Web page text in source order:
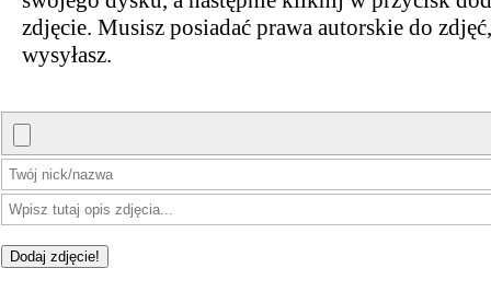
zdjęcie. Musisz posiadać prawa autorskie do
wysyłasz.